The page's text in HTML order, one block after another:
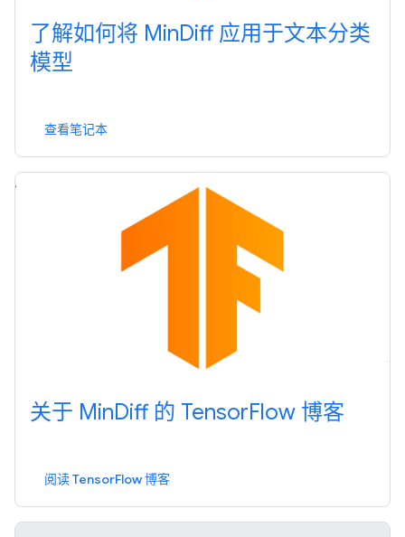
了解如何将 MinDiff 应用于文本分类
模型
查看笔记本
关于 MinDiff 的 TensorFlow 博客
阅读 TensorFlow 博客